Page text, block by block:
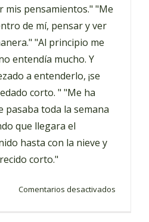
mis pensamientos." "Me
de mí, pensar y ver
"Al principio me
entendía mucho. Y
a entenderlo, ¡se
corto. " "Me ha
pasaba toda la semana
que llegara el
hasta con la nieve y
corto."
Comentarios desactivados